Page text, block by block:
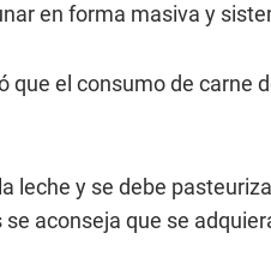
en forma masiva y
que el consumo de carne
leche y se debe
aconseja que se